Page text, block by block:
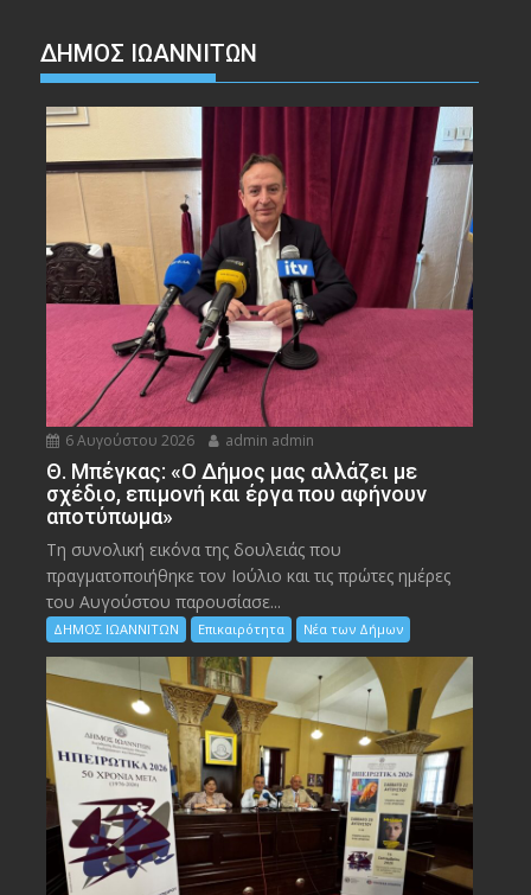
ΔΗΜΟΣ ΙΩΑΝΝΙΤΩΝ
6 Αυγούστου 2026 admin admin
Θ. Μπέγκας: «Ο Δήμος μας αλλάζει με
σχέδιο, επιμονή και έργα που αφήνουν
αποτύπωμα»
Τη συνολική εικόνα της δουλειάς που
πραγματοποιήθηκε τον Ιούλιο και τις πρώτες ημέρες
του Αυγούστου παρουσίασε...
ΔΗΜΟΣ ΙΩΑΝΝΙΤΩΝ Επικαιρότητα Νέα των Δήμων